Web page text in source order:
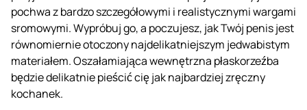
pochwa z bardzo szczegółowymi i realistycznymi wargami
sromowymi. Wypróbuj go, a poczujesz, jak Twój penis jest
równomiernie otoczony najdelikatniejszym jedwabistym
materiałem. Oszałamiająca wewnętrzna płaskorzeźba
będzie delikatnie pieścić cię jak najbardziej zręczny
kochanek.